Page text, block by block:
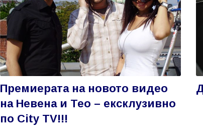
Премиерата на новото видео
на Невена и Тео – ексклузивно
по City TV!!!